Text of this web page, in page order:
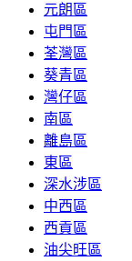
元朗區
屯門區
荃灣區
葵青區
灣仔區
南區
離島區
東區
深水涉區
中西區
西貢區
油尖旺區